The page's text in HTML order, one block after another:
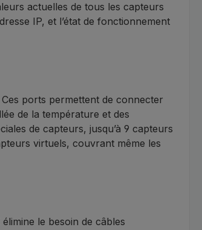
actuelles de tous les capteurs
IP, et l’état de fonctionnement
ports permettent de connecter
de la température et des
de capteurs, jusqu’à 9 capteurs
virtuels, couvrant même les
le besoin de câbles